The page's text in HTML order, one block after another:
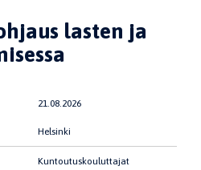
lasten ja
21.08.2026
Helsinki
Kuntoutuskouluttajat